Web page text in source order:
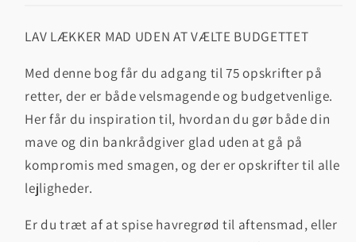
LAV LÆKKER MAD UDEN AT VÆLTE BUDGETTET
Med denne bog får du adgang til 75 opskrifter på
retter, der er både velsmagende og budgetvenlige.
Her får du inspiration til, hvordan du gør både din
mave og din bankrådgiver glad uden at gå på
kompromis med smagen, og der er opskrifter til alle
lejligheder.
Er du træt af at spise havregrød til aftensmad, eller